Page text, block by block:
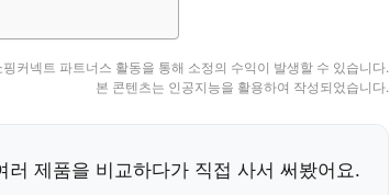
핑커넥트 파트너스 활동을 통해 소정의 수익이 발생할 수 있습니다.
본 콘텐츠는 인공지능을 활용하여 작성되었습니다.
제품을 비교하다가 직접 사서 써봤어요.